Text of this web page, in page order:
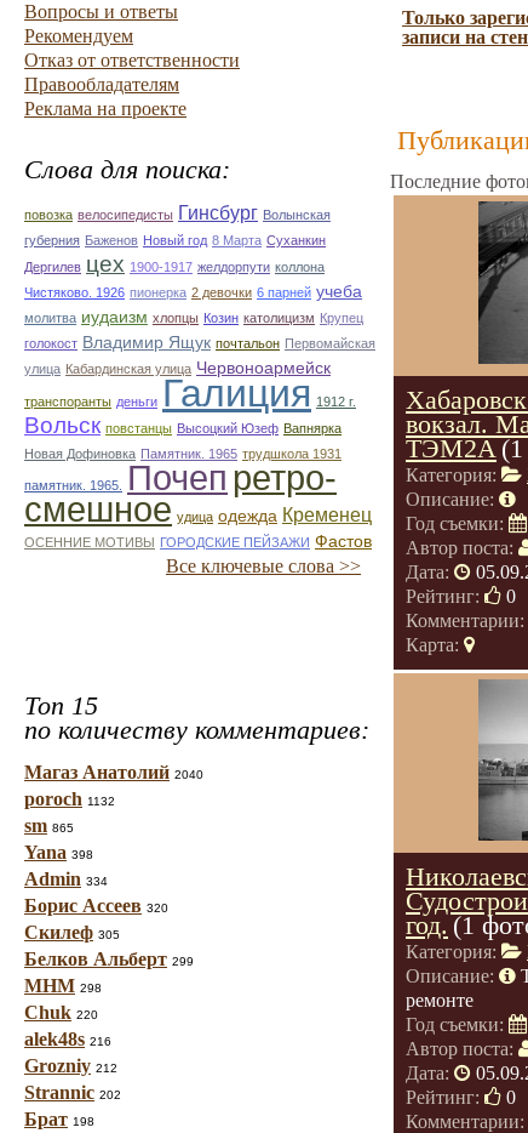
Вопросы и ответы
Рекомендуем
Отказ от ответственности
Правообладателям
Реклама на проекте
Слова для поиска:
повозка велосипедисты Гинсбург Волынская
губерния Баженов Новый год 8 Марта Суханкин
Дергилев цех 1900-1917 желдорпути коллона
Чистяково. 1926 пионерка 2 девочки 6 парней учеба
молитва иудаизм хлопцы Козин католицизм Крупец
голокост Владимир Ящук почтальон Первомайская
улица Кабардинская улица Червоноармейск
транспоранты деньги Галиция 1912 г.
Вольск повстанцы Высоцкий Юзеф Вапнярка
Новая Дофиновка Памятник. 1965 трудшкола 1931
памятник. 1965. Почеп ретро-
смешное удица одежда Кременец
ОСЕННИЕ МОТИВЫ ГОРОДСКИЕ ПЕЙЗАЖИ Фастов
Все ключевые слова >>
Топ 15
по количеству комментариев:
Магаз Анатолий 2040
poroch 1132
sm 865
Yana 398
Admin 334
Борис Ассеев 320
Скилеф 305
Белков Альберт 299
МНМ 298
Chuk 220
alek48s 216
Grozniy 212
Strannic 202
Брат 198
Только
записи на
Последние
вокзал.
ТЭМ2А
Категория:
Описание:
Год съемки:
Автор поста:
Дата:
Рейтинг:
0
Комментарии:
Карта:
год.(1
Категория:
Описание:
ремонте
Год съемки:
Автор поста:
Дата:
Рейтинг:
0
Комментарии: